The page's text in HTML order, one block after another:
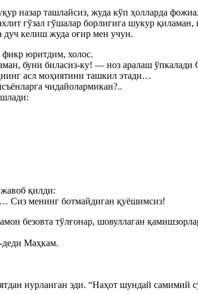
назар ташлайсиз, жуда кўп ҳолларда
гўзал гўшалар борлигига шукур қиламан,
дуч келиш жуда оғир мен учун.
фикр юритдим, холос.
буни биласиз-ку! — ноз аралаш ўпкалади
асл моҳиятини ташкил этади…
чидайолармикан?..
қилди:
Cиз менинг ботмайдиган қуёшимсиз!
безовта тўлғонар, шовуллаган
деди Маҳкам.
нурланган эди. “Наҳот шундай самимий